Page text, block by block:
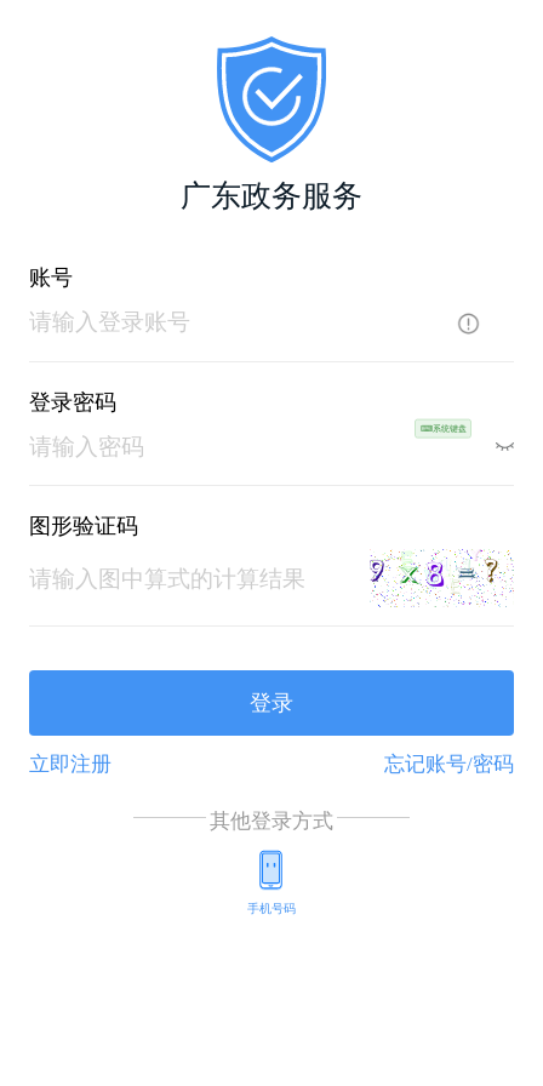
广东政务服务
账号
登录密码
⌨系统键盘
图形验证码
登录
立即注册 忘记账号/密码
其他登录方式
手机号码